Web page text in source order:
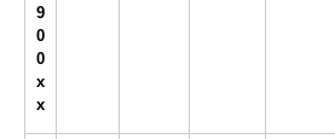
9
0
0
x
x